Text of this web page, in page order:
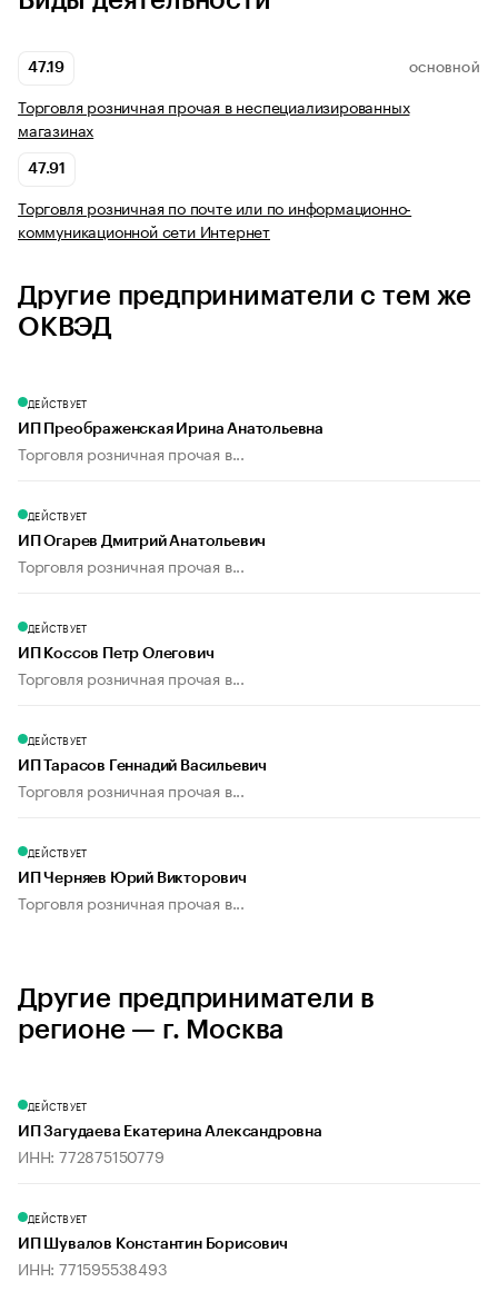
47.19 ОСНОВНОЙ
Торговля розничная прочая в неспециализированных
магазинах
47.91
Торговля розничная по почте или по информационно-
коммуникационной сети Интернет
Другие предприниматели с тем же
ОКВЭД
ДЕЙСТВУЕТ
ИП Преображенская Ирина Анатольевна
Торговля розничная прочая в...
ДЕЙСТВУЕТ
ИП Огарев Дмитрий Анатольевич
Торговля розничная прочая в...
ДЕЙСТВУЕТ
ИП Коссов Петр Олегович
Торговля розничная прочая в...
ДЕЙСТВУЕТ
ИП Тарасов Геннадий Васильевич
Торговля розничная прочая в...
ДЕЙСТВУЕТ
ИП Черняев Юрий Викторович
Торговля розничная прочая в...
Другие предприниматели в
регионе — г. Москва
ДЕЙСТВУЕТ
ИП Загудаева Екатерина Александровна
ИНН: 772875150779
ДЕЙСТВУЕТ
ИП Шувалов Константин Борисович
ИНН: 771595538493